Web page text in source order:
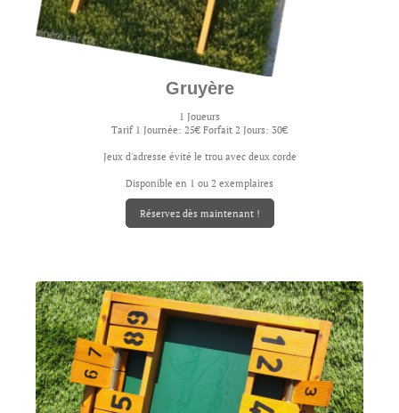
Gruyère
1 Joueurs
Tarif 1 Journée: 25€ Forfait 2 Jours: 30€
Jeux d'adresse évité le trou avec deux corde
Disponible en 1 ou 2 exemplaires
Réservez dès maintenant !